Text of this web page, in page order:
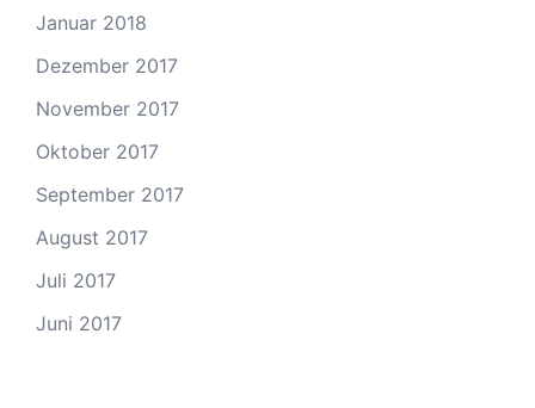
Januar 2018
Dezember 2017
November 2017
Oktober 2017
September 2017
August 2017
Juli 2017
Juni 2017